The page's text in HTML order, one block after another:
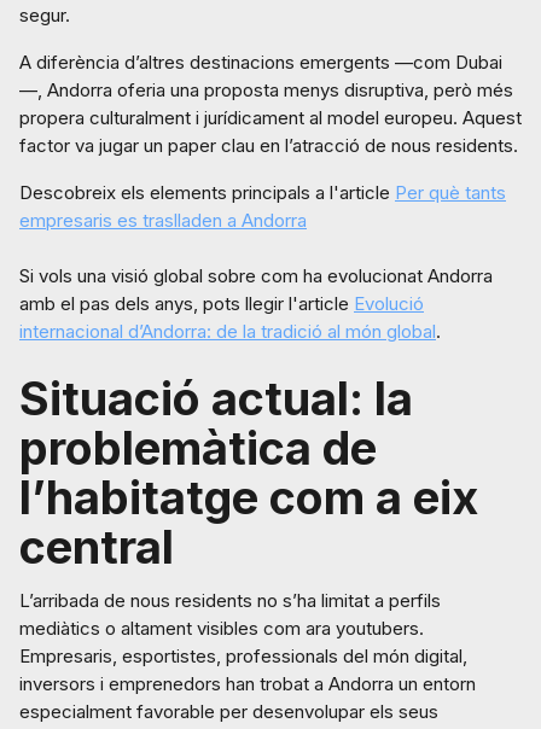
segur.
A diferència d’altres destinacions emergents —com Dubai
—, Andorra oferia una proposta menys disruptiva, però més
propera culturalment i jurídicament al model europeu. Aquest
factor va jugar un paper clau en l’atracció de nous residents.
Descobreix els elements principals a l'article Per què tants
empresaris es traslladen a Andorra
Si vols una visió global sobre com ha evolucionat Andorra
amb el pas dels anys, pots llegir l'article Evolució
internacional d’Andorra: de la tradició al món global.
Situació actual: la
problemàtica de
l’habitatge com a eix
central
L’arribada de nous residents no s’ha limitat a perfils
mediàtics o altament visibles com ara youtubers.
Empresaris, esportistes, professionals del món digital,
inversors i emprenedors han trobat a Andorra un entorn
especialment favorable per desenvolupar els seus